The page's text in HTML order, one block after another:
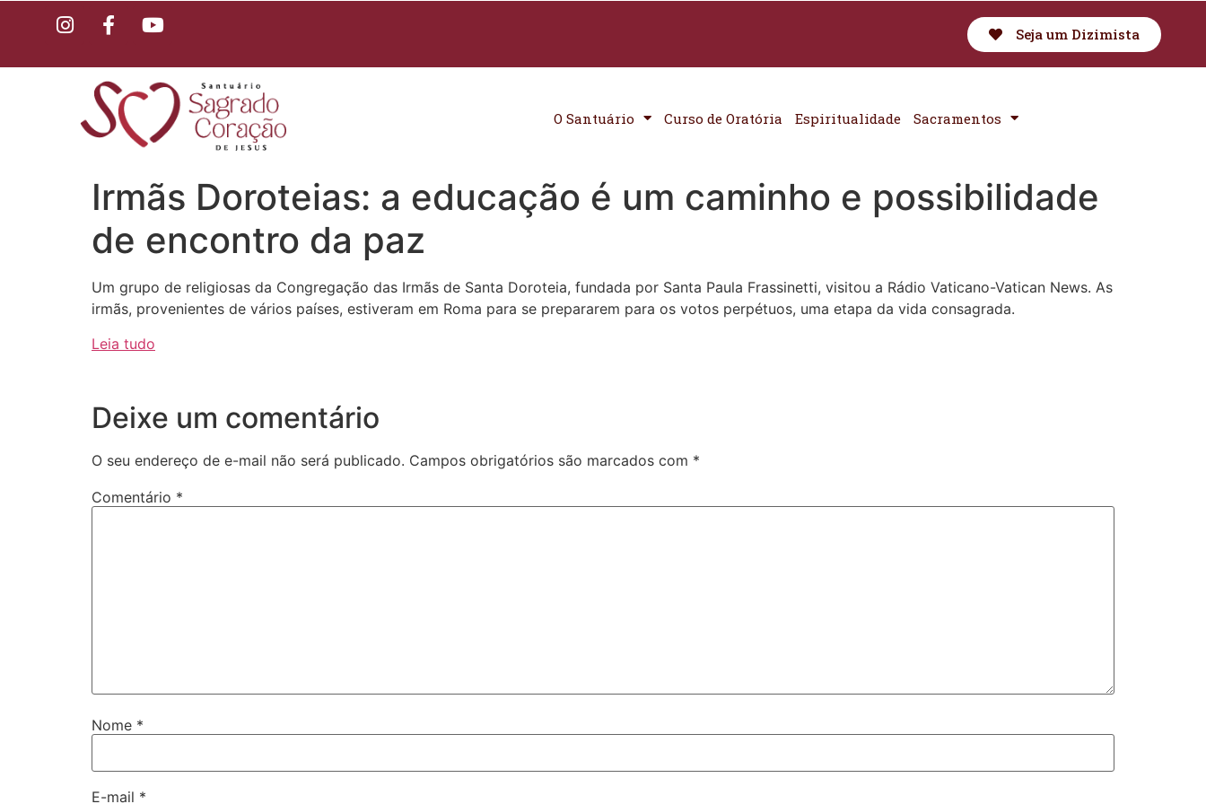
Seja um Dizimista
O Santuário Curso de Oratória Espiritualidade Sacramentos
Irmãs Doroteias: a educação é um caminho e possibilidade
de encontro da paz
Um grupo de religiosas da Congregação das Irmãs de Santa Doroteia, fundada por Santa Paula Frassinetti, visitou a Rádio Vaticano-Vatican News. As
irmãs, provenientes de vários países, estiveram em Roma para se prepararem para os votos perpétuos, uma etapa da vida consagrada.
Leia tudo
Deixe um comentário
O seu endereço de e-mail não será publicado. Campos obrigatórios são marcados com *
Comentário *
Nome *
E-mail *